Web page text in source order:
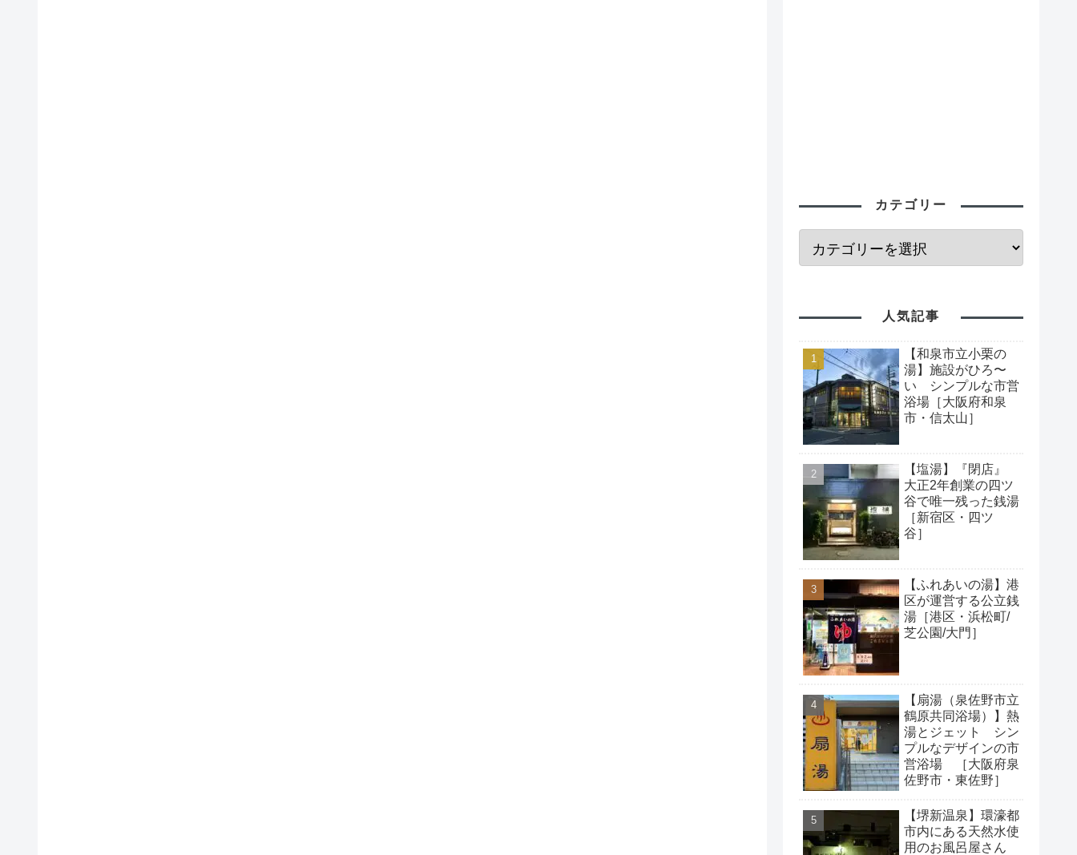
カテゴリー
人気記事
【和泉市立小栗の
湯】施設がひろ〜
い シンプルな市営
浴場［大阪府和泉
市・信太山］
【塩湯】『閉店』
大正2年創業の四ツ
谷で唯一残った銭湯
［新宿区・四ツ
谷］
【ふれあいの湯】港
区が運営する公立銭
湯［港区・浜松町/
芝公園/大門］
【扇湯（泉佐野市立
鶴原共同浴場）】熱
湯とジェット シン
プルなデザインの市
営浴場 ［大阪府泉
佐野市・東佐野］
【堺新温泉】環濠都
市内にある天然水使
用のお風呂屋さん